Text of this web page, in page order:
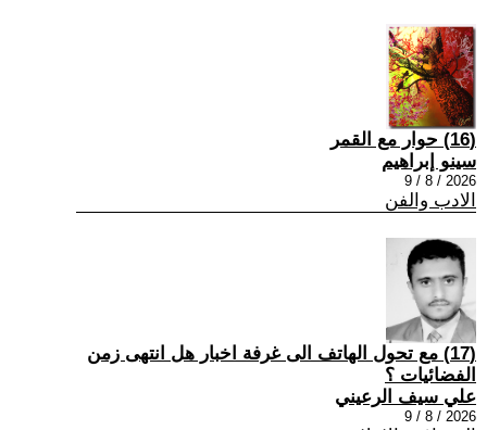
(16) حوار مع القمر
سينو إبراهيم
2026 / 8 / 9
الادب والفن
(17) مع تحول الهاتف الى غرفة اخبار هل انتهى زمن
الفضائيات ؟
علي سيف الرعيني
2026 / 8 / 9